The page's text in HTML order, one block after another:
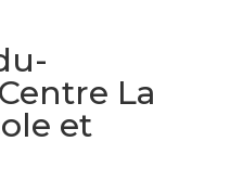
La
et